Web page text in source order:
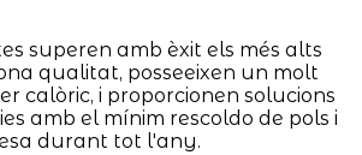
superen amb èxit els més alts
qualitat, posseeixen un molt
calòric, i proporcionen solucions
amb el mínim rescoldo de pols i
durant tot l'any.